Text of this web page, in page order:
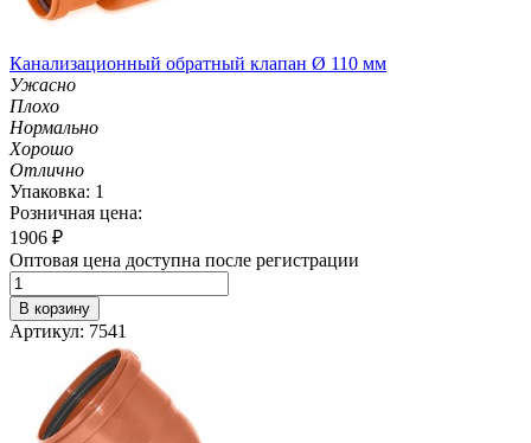
Канализационный обратный клапан Ø 110 мм
Ужасно
Плохо
Нормально
Хорошо
Отлично
Упаковка: 1
Розничная цена:
1906 ₽
Оптовая цена доступна после регистрации
В корзину
Артикул: 7541